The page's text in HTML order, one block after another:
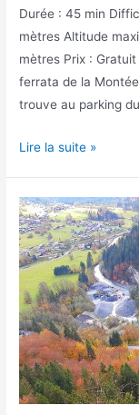
Durée : 45 min
mètres Altitude
mètres Prix :
ferrata de la
trouve au parking
La
de
la
Montée
au
Purgatoire
à
Aussois
Lire la suite »